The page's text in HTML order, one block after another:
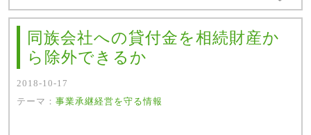
同族会社への貸付金を相続財産か
ら除外できるか
2018-10-17
テーマ： 事業承継経営を守る情報